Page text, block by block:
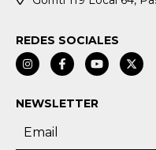
REDES SOCIALES
NEWSLETTER